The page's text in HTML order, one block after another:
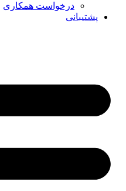
درخواست همکاری
پشتیبانی